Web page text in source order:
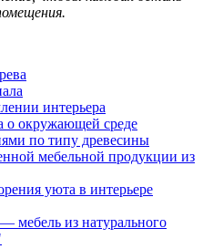
интерьера
о окружающей среде
по типу древесины
мебельной продукции из
уюта в интерьере
мебель из натурального